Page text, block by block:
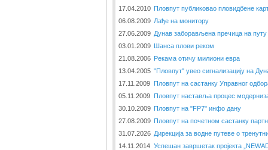
17.04.2010 Пловпут публиковао пловидбене
06.08.2009 Лађе на монитору
27.06.2009 Дунав заборављена пречица на путу
03.01.2009 Шанса плови реком
21.08.2006 Рекама отичу милиони евра
13.04.2005 "Пловпут" увео сигнализацију на
17.11.2009 Пловпут на састанку Управног
05.11.2009 Пловпут наставља процес
30.10.2009 Пловпут на "FP7" инфо дану
27.08.2009 Пловпут на почетном састанку
31.07.2026 Дирекција за водне путеве о
14.11.2014 Успешан завршетак пројекта